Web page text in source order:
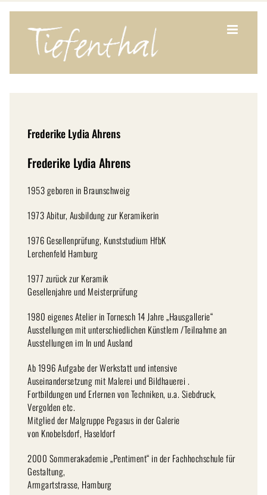
Frederike Lydia Ahrens
Frederike Lydia Ahrens
1953 geboren in Braunschweig
1973 Abitur, Ausbildung zur Keramikerin
1976 Gesellenprüfung, Kunststudium HfbK
Lerchenfeld Hamburg
1977 zurück zur Keramik
Gesellenjahre und Meisterprüfung
1980 eigenes Atelier in Tornesch 14 Jahre „Hausgallerie“
Ausstellungen mit unterschiedlichen Künstlern /Teilnahme an
Ausstellungen im In und Ausland
Ab 1996 Aufgabe der Werkstatt und intensive
Auseinandersetzung mit Malerei und Bildhauerei .
Fortbildungen und Erlernen von Techniken, u.a. Siebdruck,
Vergolden etc.
Mitglied der Malgruppe Pegasus in der Galerie
von Knobelsdorf, Haseldorf
2000 Sommerakademie „Pentiment“ in der Fachhochschule für
Gestaltung,
Armgartstrasse, Hamburg